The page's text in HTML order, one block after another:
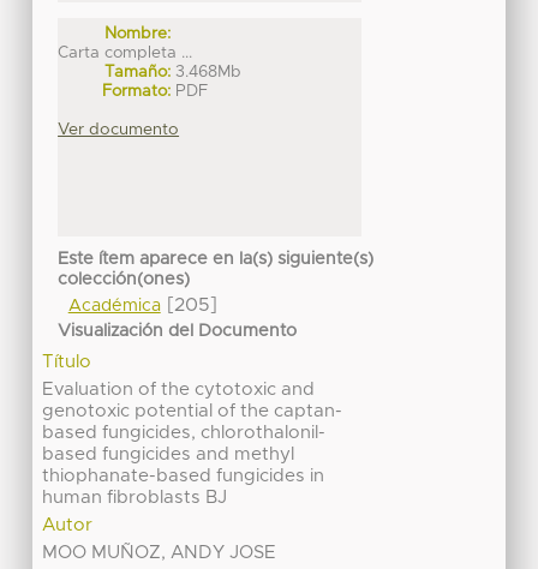
Nombre:
Carta completa ...
Tamaño: 3.468Mb
Formato: PDF
Ver documento
Este ítem aparece en la(s) siguiente(s)
colección(ones)
Académica[205]
Visualización del Documento
Título
Evaluation of the cytotoxic and
genotoxic potential of the captan-
based fungicides, chlorothalonil-
based fungicides and methyl
thiophanate-based fungicides in
human fibroblasts BJ
Autor
MOO MUÑOZ, ANDY JOSE